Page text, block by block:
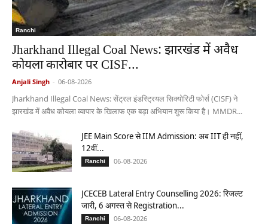
Ranchi
Jharkhand Illegal Coal News: झारखंड में अवैध
कोयला कारोबार पर CISF...
Anjali Singh - 06-08-2026
Jharkhand Illegal Coal News: सेंट्रल इंडस्ट्रियल सिक्योरिटी फोर्स (CISF) ने
झारखंड में अवैध कोयला व्यापार के खिलाफ एक बड़ा अभियान शुरू किया है। MMDR...
JEE Main Score से IIM Admission: अब IIT ही नहीं,
12वीं...
Ranchi 06-08-2026
JCECEB Lateral Entry Counselling 2026: रिजल्ट
जारी, 6 अगस्त से Registration...
Ranchi 06-08-2026